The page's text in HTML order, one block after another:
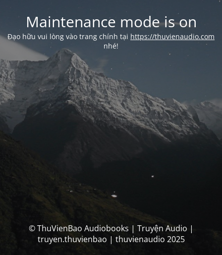
Maintenance mode is on
Đạo hữu vui lòng vào trang chính tại https://thuvienaudio.com
nhé!
© ThuVienBao Audiobooks | Truyện Audio |
truyen.thuvienbao | thuvienaudio 2025